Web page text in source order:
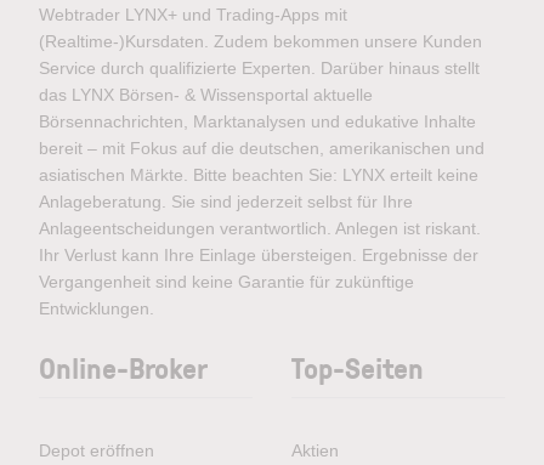
Webtrader LYNX+ und Trading-Apps mit
(Realtime-)Kursdaten. Zudem bekommen unsere Kunden
Service durch qualifizierte Experten. Darüber hinaus stellt
das LYNX Börsen- & Wissensportal aktuelle
Börsennachrichten, Marktanalysen und edukative Inhalte
bereit – mit Fokus auf die deutschen, amerikanischen und
asiatischen Märkte. Bitte beachten Sie: LYNX erteilt keine
Anlageberatung. Sie sind jederzeit selbst für Ihre
Anlageentscheidungen verantwortlich. Anlegen ist riskant.
Ihr Verlust kann Ihre Einlage übersteigen. Ergebnisse der
Vergangenheit sind keine Garantie für zukünftige
Entwicklungen.
Online-Broker
Depot eröffnen
Top-Seiten
Aktien